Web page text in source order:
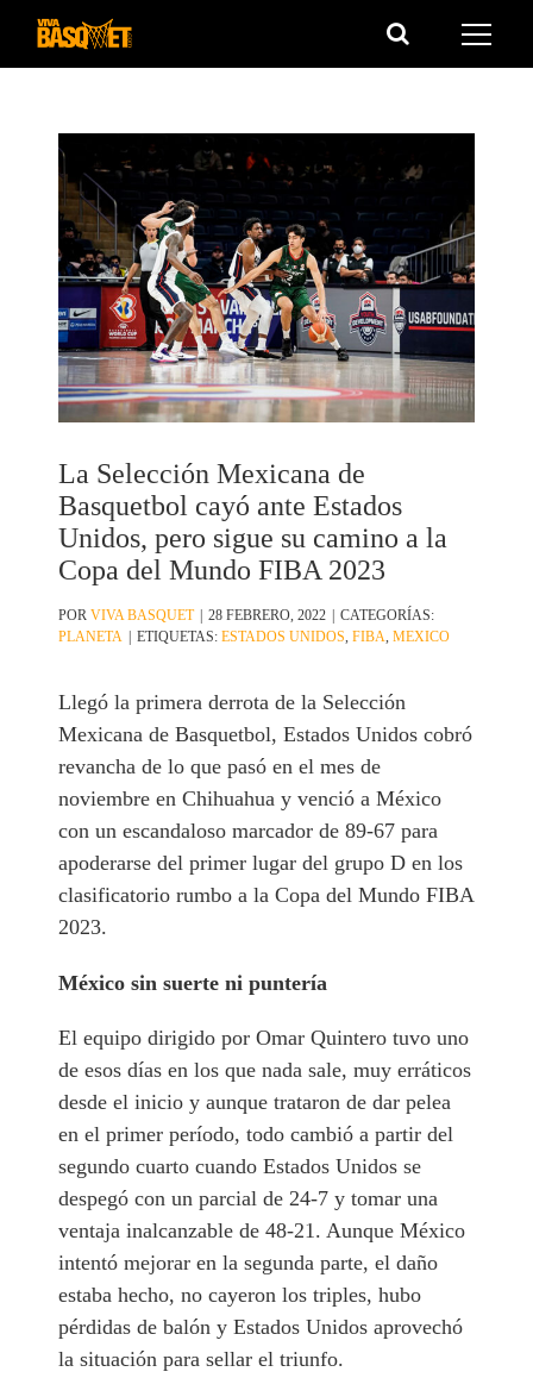
Saltar
La Selección Mexicana de
Basquetbol cayó ante Estados
Unidos, pero sigue su camino a la
Copa del Mundo FIBA 2023
PORVIVA BASQUET | 28 FEBRERO, 2022 | CATEGORÍAS:
PLANETA | ETIQUETAS:ESTADOS UNIDOS ,FIBA ,MEXICO
Llegó la primera derrota de la Selección
Mexicana de Basquetbol, Estados Unidos cobró
revancha de lo que pasó en el mes de
noviembre en Chihuahua y venció a México
con un escandaloso marcador de 89-67 para
apoderarse del primer lugar del grupo D en los
clasificatorio rumbo a la Copa del Mundo FIBA
2023.
México sin suerte ni puntería
El equipo dirigido por Omar Quintero tuvo uno
de esos días en los que nada sale, muy erráticos
desde el inicio y aunque trataron de dar pelea
en el primer período, todo cambió a partir del
segundo cuarto cuando Estados Unidos se
despegó con un parcial de 24-7 y tomar una
ventaja inalcanzable de 48-21. Aunque México
intentó mejorar en la segunda parte, el daño
estaba hecho, no cayeron los triples, hubo
pérdidas de balón y Estados Unidos aprovechó
la situación para sellar el triunfo.